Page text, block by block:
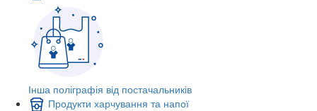
Інша поліграфія від постачальників
Продукти харчування та напої